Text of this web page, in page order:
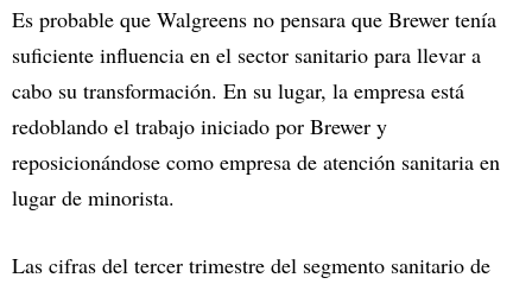
Es probable que Walgreens no pensara que Brewer tenía
suficiente influencia en el sector sanitario para llevar a
cabo su transformación. En su lugar, la empresa está
redoblando el trabajo iniciado por Brewer y
reposicionándose como empresa de atención sanitaria en
lugar de minorista.
Las cifras del tercer trimestre del segmento sanitario de